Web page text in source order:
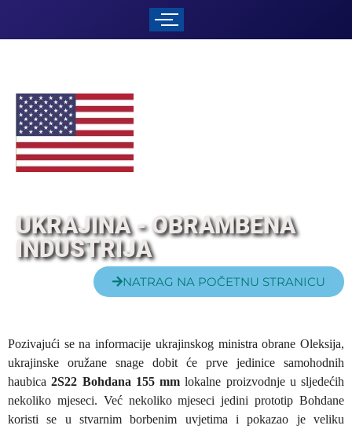
UKRAJINA - OBRAMBENA
INDUSTRIJA
NATRAG NA POČETNU STRANICU
Pozivajući se na informacije ukrajinskog ministra obrane Oleksija,
ukrajinske oružane snage dobit će prve jedinice samohodnih
haubica2S22 Bohdana 155 mm lokalne proizvodnje u sljedećih
nekoliko mjeseci. Već nekoliko mjeseci jedini prototip Bohdane
koristi se u stvarnim borbenim uvjetima i pokazao je veliku